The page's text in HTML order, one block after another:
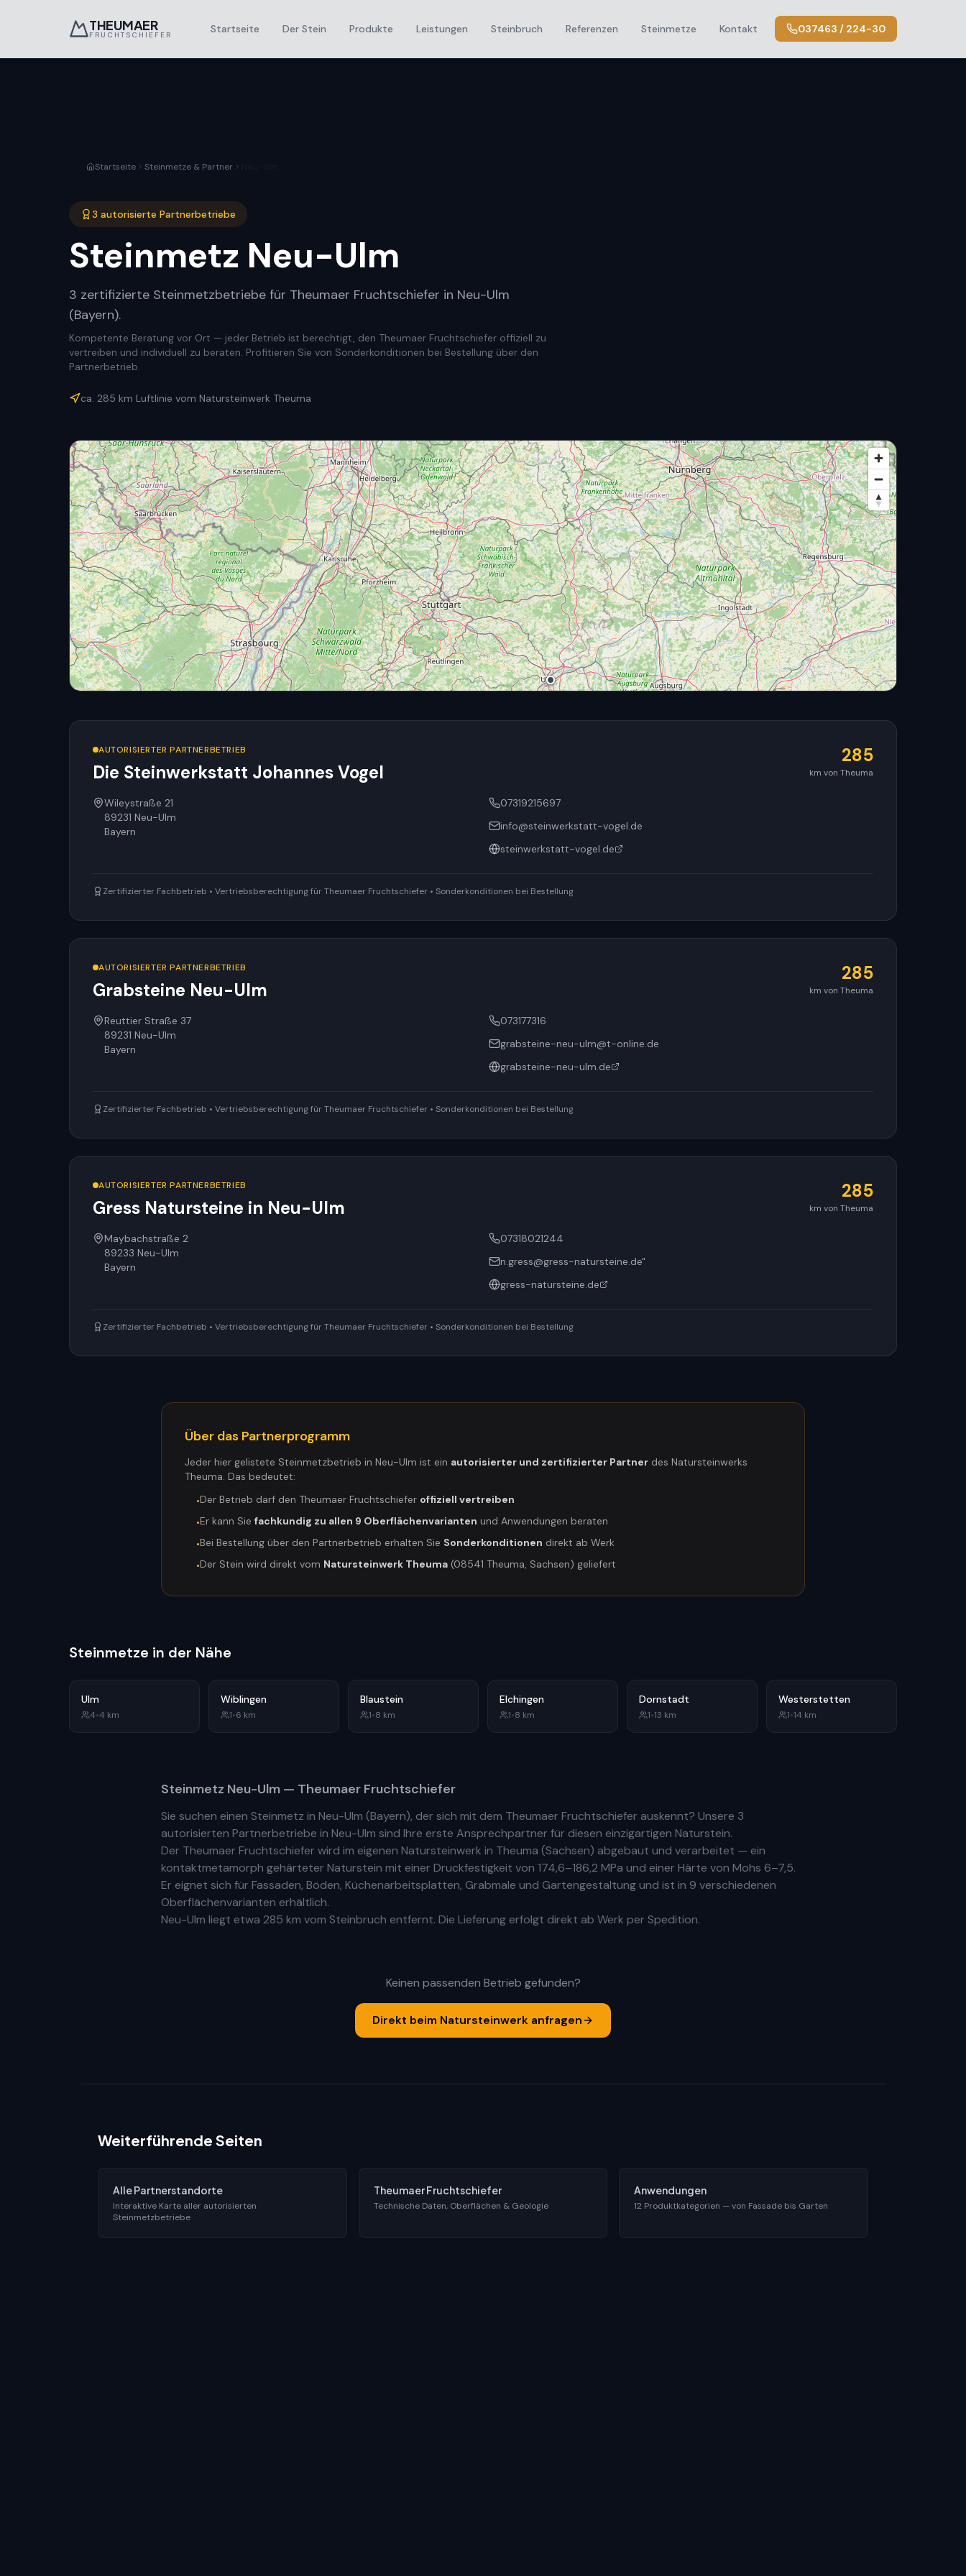
THEUMAER
FRUCHTSCHIEFER Startseite Der Stein Produkte Leistungen Steinbruch Referenzen Steinmetze Kontakt 037463 / 224-30
Startseite Steinmetze & Partner
3 autorisierte Partnerbetriebe
Steinmetz Neu-Ulm
3 zertifizierte Steinmetzbetriebe für Theumaer Fruchtschiefer in Neu-Ulm
(Bayern).
Kompetente Beratung vor Ort — jeder Betrieb ist berechtigt, den Theumaer Fruchtschiefer offiziell zu
vertreiben und individuell zu beraten. Profitieren Sie von Sonderkonditionen bei Bestellung über den
Partnerbetrieb.
ca. 285 km Luftlinie vom Natursteinwerk Theuma
AUTORISIERTER PARTNERBETRIEB
Die Steinwerkstatt Johannes Vogel
285
km von Theuma
Wileystraße 21
89231 Neu-Ulm
Bayern
07319215697
info@steinwerkstatt-vogel.de
steinwerkstatt-vogel.de
Zertifizierter Fachbetrieb • Vertriebsberechtigung für Theumaer Fruchtschiefer • Sonderkonditionen bei Bestellung
AUTORISIERTER PARTNERBETRIEB
Grabsteine Neu-Ulm
285
km von Theuma
Reuttier Straße 37
89231 Neu-Ulm
Bayern
073177316
grabsteine-neu-ulm@t-online.de
grabsteine-neu-ulm.de
Zertifizierter Fachbetrieb • Vertriebsberechtigung für Theumaer Fruchtschiefer • Sonderkonditionen bei Bestellung
AUTORISIERTER PARTNERBETRIEB
Gress Natursteine in Neu-Ulm
285
km von Theuma
Maybachstraße 2
89233 Neu-Ulm
Bayern
07318021244
n.gress@gress-natursteine.de"
gress-natursteine.de
Zertifizierter Fachbetrieb • Vertriebsberechtigung für Theumaer Fruchtschiefer • Sonderkonditionen bei Bestellung
Über das Partnerprogramm
Jeder hier gelistete Steinmetzbetrieb in Neu-Ulm ist ein autorisierter und zertifizierter Partner des Natursteinwerks
Theuma. Das bedeutet:
•Der Betrieb darf den Theumaer Fruchtschiefer offiziell vertreiben
•Er kann Sie fachkundig zu allen 9 Oberflächenvarianten und Anwendungen beraten
•Bei Bestellung über den Partnerbetrieb erhalten Sie Sonderkonditionen direkt ab Werk
•Der Stein wird direkt vom Natursteinwerk Theuma (08541 Theuma, Sachsen) geliefert
Steinmetze in der Nähe
Ulm
4•4 km
Wiblingen
1•6 km
Blaustein
1•8 km
Elchingen
1•8 km
Dornstadt
1•13 km
Westerstetten
1•14 km
Steinmetz Neu-Ulm — Theumaer Fruchtschiefer
Sie suchen einen Steinmetz in Neu-Ulm (Bayern), der sich mit dem Theumaer Fruchtschiefer auskennt? Unsere 3
autorisierten Partnerbetriebe in Neu-Ulm sind Ihre erste Ansprechpartner für diesen einzigartigen Naturstein.
Der Theumaer Fruchtschiefer wird im eigenen Natursteinwerk in Theuma (Sachsen) abgebaut und verarbeitet — ein
kontaktmetamorph gehärteter Naturstein mit einer Druckfestigkeit von 174,6–186,2 MPa und einer Härte von Mohs 6–7,5.
Er eignet sich für Fassaden, Böden, Küchenarbeitsplatten, Grabmale und Gartengestaltung und ist in 9 verschiedenen
Oberflächenvarianten erhältlich.
Neu-Ulm liegt etwa 285 km vom Steinbruch entfernt. Die Lieferung erfolgt direkt ab Werk per Spedition.
Keinen passenden Betrieb gefunden?
Direkt beim Natursteinwerk anfragen
Weiterführende Seiten
Alle Partnerstandorte
Interaktive Karte aller autorisierten
Steinmetzbetriebe
Theumaer Fruchtschiefer
Technische Daten, Oberflächen & Geologie
Anwendungen
12 Produktkategorien — von Fassade bis Garten